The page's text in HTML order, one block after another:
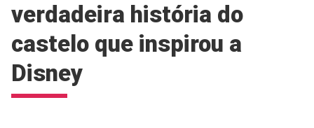
verdadeira história do
castelo que inspirou a
Disney